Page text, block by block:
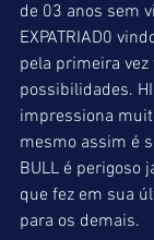
de 03 anos sem
EXPATRIAD0
pela primeira vez
possibilidades.
impressiona
mesmo assim é
BULL é perigoso
que fez em sua
para os demais.